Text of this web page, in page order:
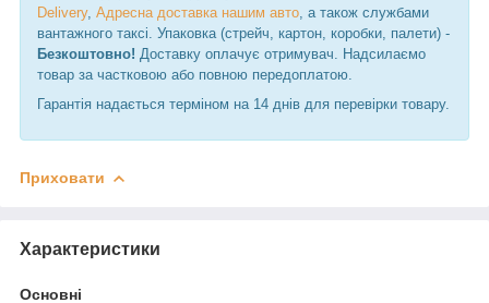
Delivery, Адресна доставка нашим авто , а також службами
вантажного таксі. Упаковка (стрейч, картон, коробки, палети) -
Безкоштовно! Доставку оплачує отримувач. Надсилаємо
товар за частковою або повною передоплатою.
Гарантія надається терміном на 14 днів для перевірки товару.
Приховати
Характеристики
Основні